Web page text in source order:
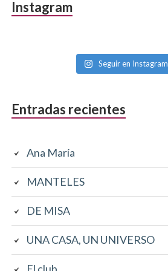
Barra
primaria
Instagram
Seguir en Instagram
Entradas recientes
Ana María
MANTELES
DE MISA
UNA CASA, UN UNIVERSO